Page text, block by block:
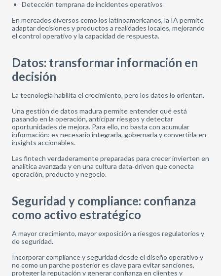
Detección temprana de incidentes operativos
En mercados diversos como los latinoamericanos, la IA permite
adaptar decisiones y productos a realidades locales, mejorando
el control operativo y la capacidad de respuesta.
Datos: transformar información en
decisión
La tecnología habilita el crecimiento, pero los datos lo orientan.
Una gestión de datos madura permite entender qué está
pasando en la operación, anticipar riesgos y detectar
oportunidades de mejora. Para ello, no basta con acumular
información: es necesario integrarla, gobernarla y convertirla en
insights accionables.
Las fintech verdaderamente preparadas para crecer invierten en
analítica avanzada y en una cultura data‑driven que conecta
operación, producto y negocio.
Seguridad y compliance: confianza
como activo estratégico
A mayor crecimiento, mayor exposición a riesgos regulatorios y
de seguridad.
Incorporar compliance y seguridad desde el diseño operativo y
no como un parche posterior es clave para evitar sanciones,
proteger la reputación y generar confianza en clientes y